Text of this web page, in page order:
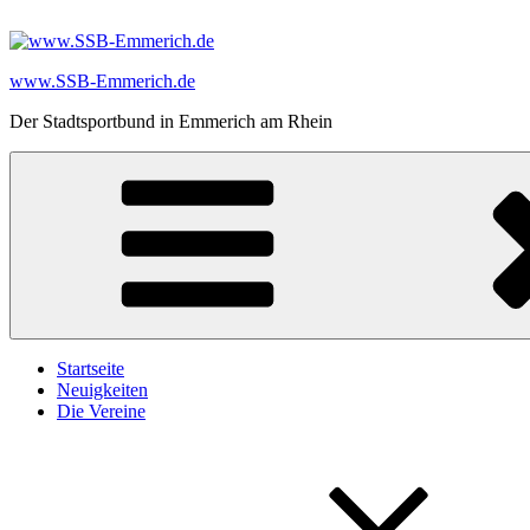
Inhalt
www.SSB-Emmerich.de
Der Stadtsportbund in Emmerich am Rhein
Startseite
Neuigkeiten
Die Vereine